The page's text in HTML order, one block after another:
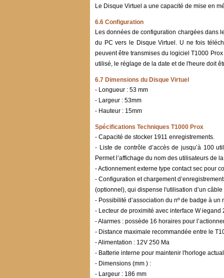
Le Disque Virtuel a une capacité de mise en
6.6 Configuration
Les données de configuration chargées dans
du PC vers le Disque Virtuel. U ne fois
peuvent être transmises du logiciel T1000
utilisé, le réglage de la date et de l'heure doit
6.7 Dimensions du Disque Virtuel
- Longueur : 53 mm
- Largeur : 53mm
- Hauteur : 15mm
Spécifications Techniques T1000 Prox
- Capacité de stocker 1911 enregistrements.
- Liste de contrôle d’accès de jusqu’à 100
Permet l’affichage du nom des utilisateurs de
- Actionnement externe type contact sec pour
- Configuration et chargement
(optionnel), qui dispense l'utilisation d’un
- Possibilité d’association du nº de badge à un
- Lecteur de proximité avec interface W
- Alarmes : possède 16 horaires pour
- Distance maximale recommandée entre le
- Alimentation : 12V 250 Ma
- Batterie interne pour maintenir l'horloge
- Dimensions (mm ) :
- Largeur : 186 mm